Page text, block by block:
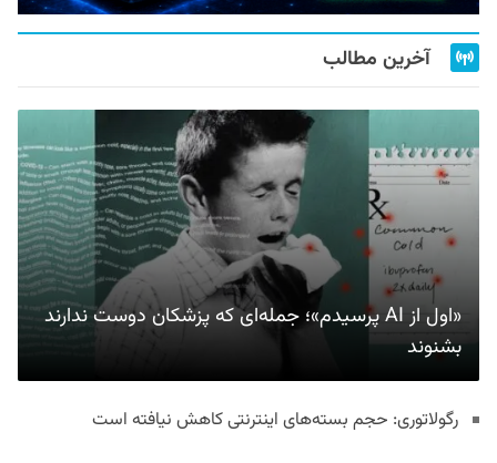
آخرین مطالب
«اول از AI پرسیدم»؛ جمله‌ای که پزشکان دوست ندارند
بشنوند
رگولاتوری: حجم بسته‌های اینترنتی کاهش نیافته است